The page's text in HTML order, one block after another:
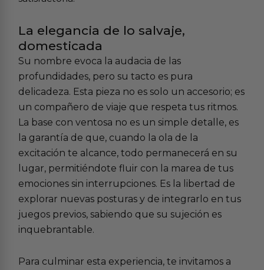
La elegancia de lo salvaje,
domesticada
Su nombre evoca la audacia de las
profundidades, pero su tacto es pura
delicadeza. Esta pieza no es solo un accesorio; es
un compañero de viaje que respeta tus ritmos.
La base con ventosa no es un simple detalle, es
la garantía de que, cuando la ola de la
excitación te alcance, todo permanecerá en su
lugar, permitiéndote fluir con la marea de tus
emociones sin interrupciones. Es la libertad de
explorar nuevas posturas y de integrarlo en tus
juegos previos, sabiendo que su sujeción es
inquebrantable.
Para culminar esta experiencia, te invitamos a